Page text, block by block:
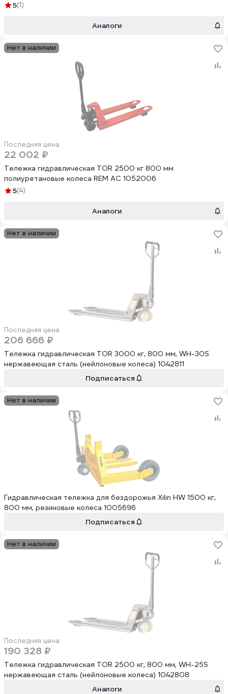
5(1)
Аналоги
Нет в наличии
Последняя цена
22 002 ₽
Тележка гидравлическая TOR 2500 кг 800 мм
полиуретановые колеса REM AC 1052006
5(4)
Аналоги
Нет в наличии
Последняя цена
206 666 ₽
Тележка гидравлическая TOR 3000 кг, 800 мм, WH-30S
нержавеющая сталь (нейлоновые колеса) 1042811
Подписаться
Нет в наличии
Гидравлическая тележка для бездорожья Xilin HW 1500 кг,
800 мм, резиновые колеса 1005696
Подписаться
Нет в наличии
Последняя цена
190 328 ₽
Тележка гидравлическая TOR 2500 кг, 800 мм, WH-25S
нержавеющая сталь (нейлоновые колеса) 1042808
Аналоги